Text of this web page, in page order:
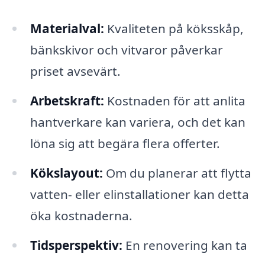
Materialval: Kvaliteten på köksskåp,
bänkskivor och vitvaror påverkar
priset avsevärt.
Arbetskraft: Kostnaden för att anlita
hantverkare kan variera, och det kan
löna sig att begära flera offerter.
Kökslayout: Om du planerar att flytta
vatten- eller elinstallationer kan detta
öka kostnaderna.
Tidsperspektiv: En renovering kan ta